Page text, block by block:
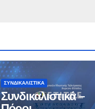
ΣΥΝΔΙΚΑΛΙΣΤΙΚΆ
Συνδικαλιστικά –